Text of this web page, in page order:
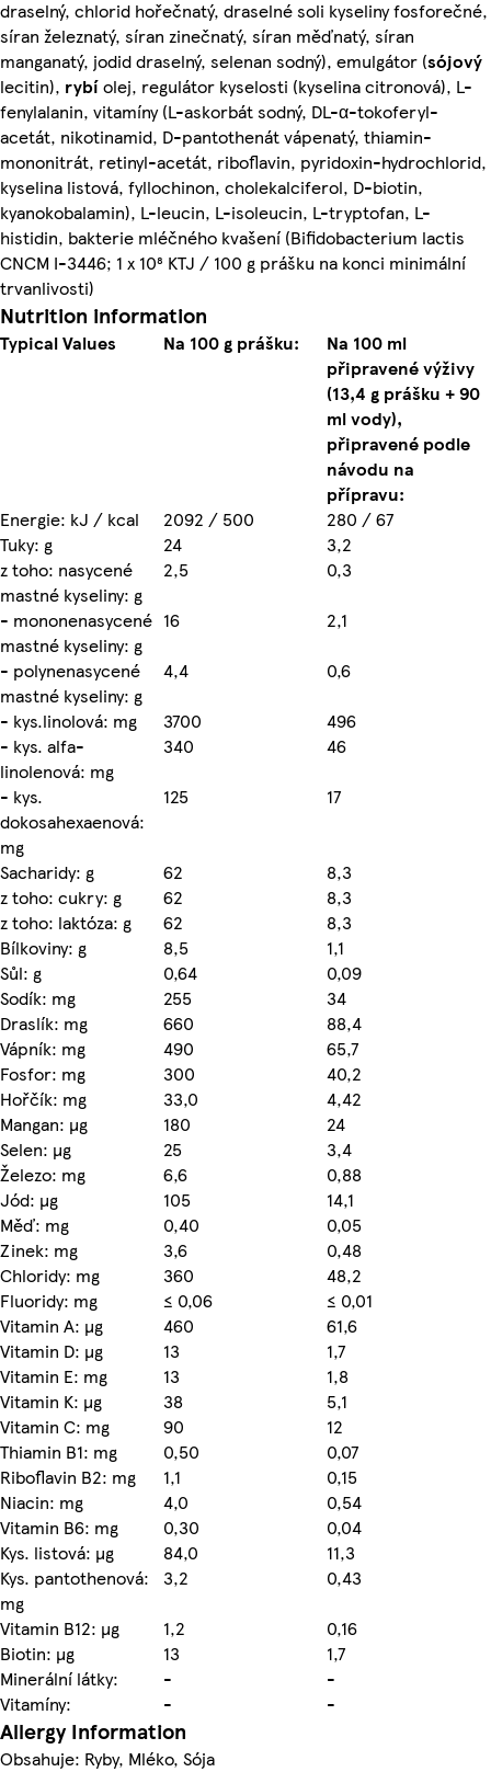
draselný, chlorid hořečnatý, draselné soli kyseliny fosforečné,
síran železnatý, síran zinečnatý, síran měďnatý, síran
manganatý, jodid draselný, selenan sodný), emulgátor (sójový
lecitin), rybíolej, regulátor kyselosti (kyselina citronová), L-
fenylalanin, vitamíny (L-askorbát sodný, DL-α-tokoferyl-
acetát, nikotinamid, D-pantothenát vápenatý, thiamin-
mononitrát, retinyl-acetát, riboflavin, pyridoxin-hydrochlorid,
kyselina listová, fyllochinon, cholekalciferol, D-biotin,
kyanokobalamin), L-leucin, L-isoleucin, L-tryptofan, L-
histidin, bakterie mléčného kvašení (Bifidobacterium lactis
CNCM I-3446; 1 x 10⁸ KTJ / 100 g prášku na konci minimální
trvanlivosti)
Nutrition information
Typical Values Na 100 g prášku:
Na 100 ml
připravené výživy
(13,4 g prášku + 90
ml vody),
připravené podle
návodu na
přípravu:
Energie: kJ / kcal
2092 / 500
280 / 67
Tuky: g
24
3,2
z toho: nasycené
mastné kyseliny: g
2,5
0,3
- mononenasycené
mastné kyseliny: g
16
2,1
- polynenasycené
mastné kyseliny: g
4,4
0,6
- kys.linolová: mg
3700
496
- kys. alfa-
linolenová: mg
340
46
- kys.
dokosahexaenová:
mg
125 17
Sacharidy: g 62
8,3
z toho: cukry: g
62
8,3
z toho: laktóza: g
62
8,3
Bílkoviny: g
8,5
1,1
Sůl: g
0,64
0,09
Sodík: mg
255
34
Draslík: mg
660
88,4
Vápník: mg
490
65,7
Fosfor: mg
300
40,2
Hořčík: mg
33,0
4,42
Mangan: µg
180
24
Selen: µg
25
3,4
Železo: mg
6,6
0,88
Jód: µg
105
14,1
Měď: mg
0,40
0,05
Zinek: mg
3,6
0,48
Chloridy: mg
360
48,2
Fluoridy: mg
≤ 0,06
≤ 0,01
Vitamin A: µg
460
61,6
Vitamin D: µg
13
1,7
Vitamin E: mg
13
1,8
Vitamin K: µg
38
5,1
Vitamin C: mg
90
12
Thiamin B1: mg
0,50
0,07
Riboflavin B2: mg
1,1
0,15
Niacin: mg
4,0
0,54
Vitamin B6: mg
0,30
0,04
Kys. listová: µg
84,0
11,3
Kys. pantothenová:
mg
3,2
0,43
Vitamin B12: µg
1,2
0,16
Biotin: µg
13
1,7
Minerální látky:
-
-
Vitamíny:
- -
Allergy Information
Obsahuje: Ryby, Mléko, Sója